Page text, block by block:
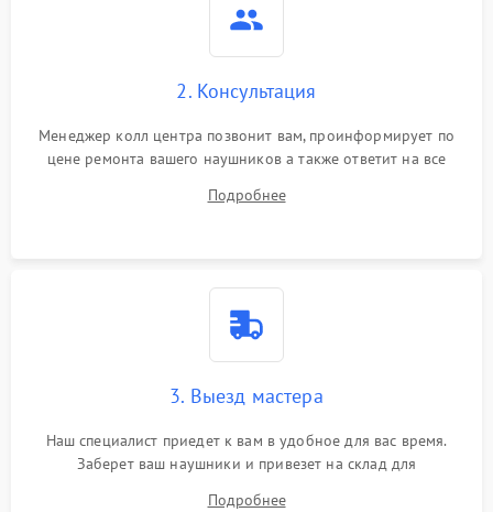
2. Консультация
Менеджер колл центра позвонит вам, проинформирует по
цене ремонта вашего наушников а также ответит на все
Подробнее
3. Выезд мастера
Наш специалист приедет к вам в удобное для вас время.
Заберет ваш наушники и привезет на склад для
Подробнее